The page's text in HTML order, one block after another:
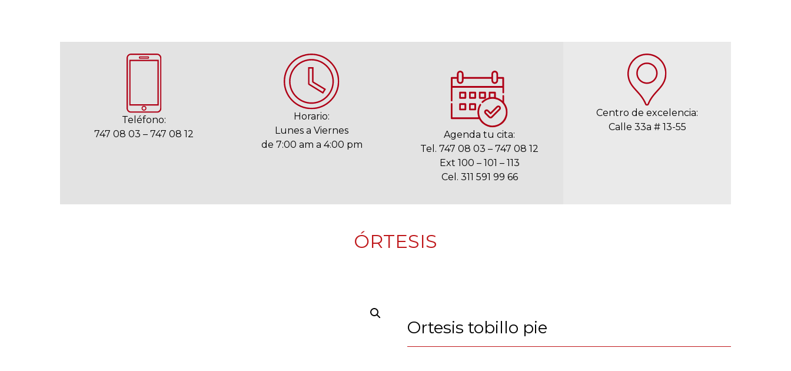
Teléfono:
747 08 03 – 747 08 12
Horario:
Lunes a Viernes
de 7:00 am a 4:00 pm
Agenda tu cita:
Tel. 747 08 03 – 747 08 12
Ext 100 – 101 – 113
Cel. 311 591 99 66
Centro de excelencia:
Calle 33a # 13-55
ÓRTESIS
Ortesis tobillo pie